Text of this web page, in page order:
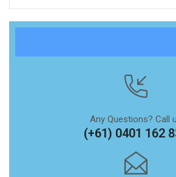
Any Questions? Call
(+61) 0401 162